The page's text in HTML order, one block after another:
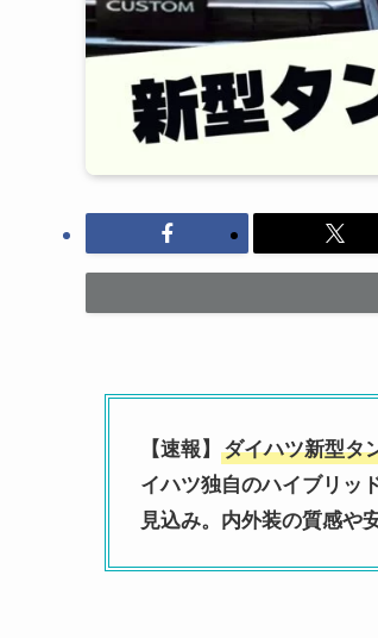
【速報】 ダイハツ新型タ
イハツ独自のハイブリッ
見込み。内外装の質感や